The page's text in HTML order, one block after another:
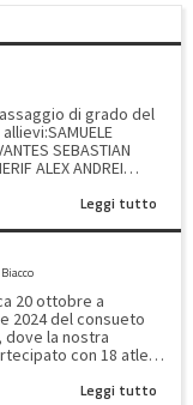
di grado del
SEBASTIAN
ALEX ANDREI
SAQIB DMYTRO
SOFIA
MATTIA
Leggi tutto
20 ottobre a
2024 del consueto
dove la nostra
con 18 atleti.
Leggi tutto